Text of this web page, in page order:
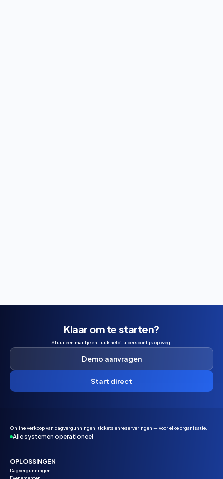
Klaar om te starten?
Stuur een mailtje en Luuk helpt u persoonlijk op weg.
Demo aanvragen
Start direct
Online verkoop van dagvergunningen, tickets enreserveringen — voor elke organisatie.
Alle systemen operationeel
OPLOSSINGEN
Dagvergunningen
Evenementen